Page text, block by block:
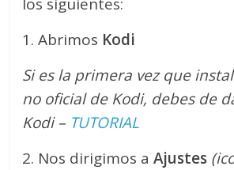
los siguientes:
1. Abrimos Kodi
Si es la primera vez que
no oficial de Kodi, debes de
Kodi – TUTORIAL
2. Nos dirigimos aAjustes